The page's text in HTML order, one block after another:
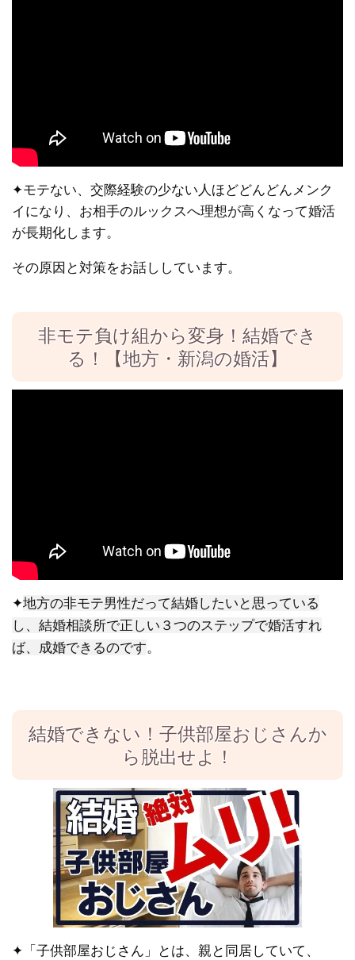
✦モテない、交際経験の少ない人ほどどんどんメンク
イになり、お相手のルックスへ理想が高くなって婚活
が長期化します。
その原因と対策をお話ししています。
非モテ負け組から変身！結婚でき
る！【地方・新潟の婚活】
✦地方の非モテ男性だって結婚したいと思っている
し、結婚相談所で正しい３つのステップで婚活すれ
ば、成婚できるのです。
結婚できない！子供部屋おじさんか
ら脱出せよ！
✦「子供部屋おじさん」とは、親と同居していて、